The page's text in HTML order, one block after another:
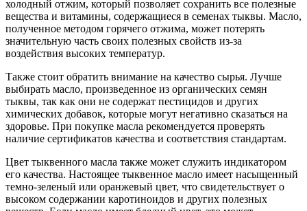
холодный отжим, который позволяет сохранить все полезные
вещества и витамины, содержащиеся в семенах тыквы. Масло,
полученное методом горячего отжима, может потерять
значительную часть своих полезных свойств из-за
воздействия высоких температур.
Также стоит обратить внимание на качество сырья. Лучше
выбирать масло, произведенное из органических семян
тыквы, так как они не содержат пестицидов и других
химических добавок, которые могут негативно сказаться на
здоровье. При покупке масла рекомендуется проверять
наличие сертификатов качества и соответствия стандартам.
Цвет тыквенного масла также может служить индикатором
его качества. Настоящее тыквенное масло имеет насыщенный
темно-зеленый или оранжевый цвет, что свидетельствует о
высоком содержании каротиноидов и других полезных